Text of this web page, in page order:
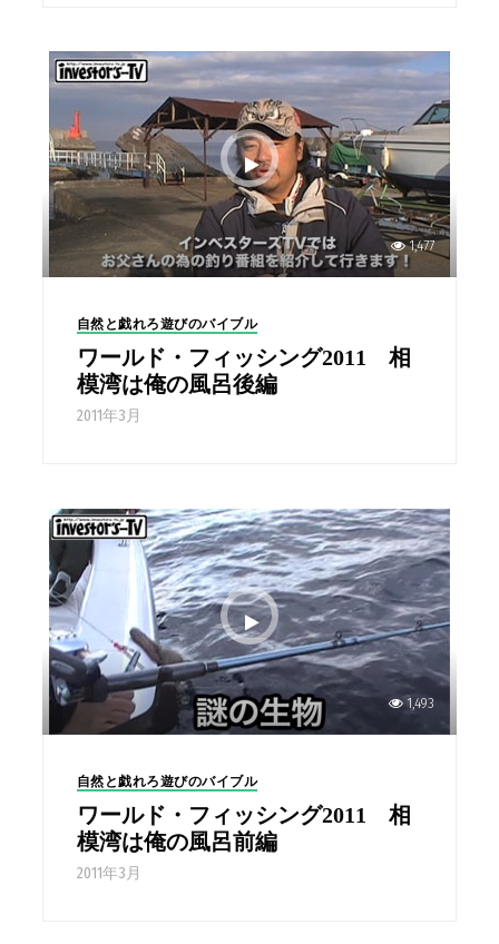
1,477
自然と戯れろ遊びのバイブル
ワールド・フィッシング2011 相
模湾は俺の風呂後編
2011年3月
1,493
自然と戯れろ遊びのバイブル
ワールド・フィッシング2011 相
模湾は俺の風呂前編
2011年3月